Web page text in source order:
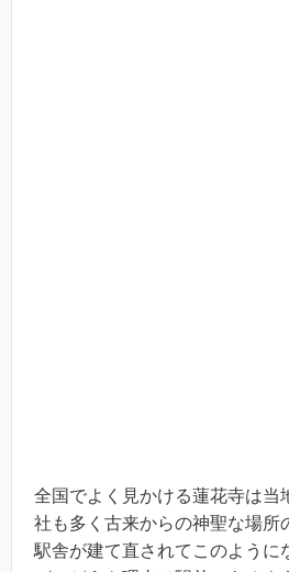
全国でよく見かける蓮花寺は当
社も多く古来からの神聖な場所
駅舎が建て直されてこのように